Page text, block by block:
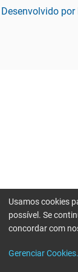
Desenvolvido por
Usamos cookies
possível. Se
concordar com
Gerenciar Cookies
Erro ao enviar